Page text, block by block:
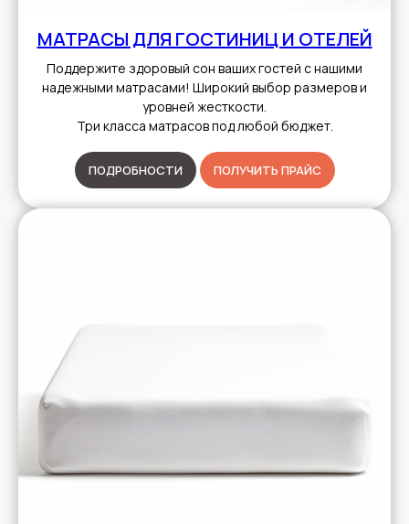
МАТРАСЫ ДЛЯ ГОСТИНИЦ И ОТЕЛЕЙ
Поддержите здоровый сон ваших гостей с нашими
надежными матрасами! Широкий выбор размеров и
уровней жесткости.
Три класса матрасов под любой бюджет.
ПОДРОБНОСТИ ПОЛУЧИТЬ ПРАЙС